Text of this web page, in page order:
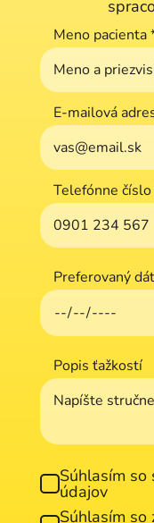
Meno pacienta
E-mailová
Telefónne číslo
Preferovaný
Popis ťažkostí
Súhlasím so
údajov
Súhlasím so